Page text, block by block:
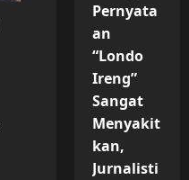
Pernyata
an
“Londo
Ireng”
Sangat
Menyakit
kan,
Jurnalisti